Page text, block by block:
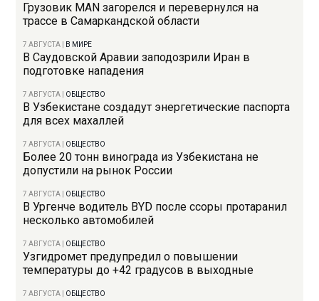
Грузовик MAN загорелся и перевернулся на
трассе в Самаркандской области
7 АВГУСТА В МИРЕ
В Саудовской Аравии заподозрили Иран в
подготовке нападения
7 АВГУСТА ОБЩЕСТВО
В Узбекистане создадут энергетические паспорта
для всех махаллей
7 АВГУСТА ОБЩЕСТВО
Более 20 тонн винограда из Узбекистана не
допустили на рынок России
7 АВГУСТА ОБЩЕСТВО
В Ургенче водитель BYD после ссоры протаранил
несколько автомобилей
7 АВГУСТА ОБЩЕСТВО
Узгидромет предупредил о повышении
температуры до +42 градусов в выходные
7 АВГУСТА ОБЩЕСТВО